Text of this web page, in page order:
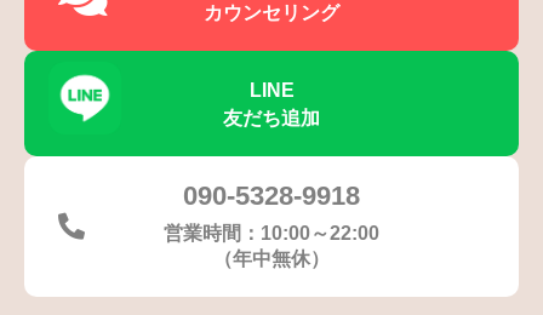
カウンセリング
LINE
友だち追加
090-5328-9918
営業時間：10:00～22:00
（年中無休）